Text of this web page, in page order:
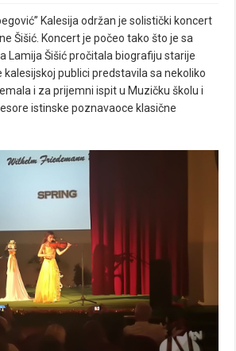
Kalesija održan je solistički koncert
Šišić. Koncert je počeo tako što je sa
Lamija Šišić pročitala biografiju starije
kalesijskoj publici predstavila sa nekoliko
i za prijemni ispit u Muzičku školu i
istinske poznavaoce klasične